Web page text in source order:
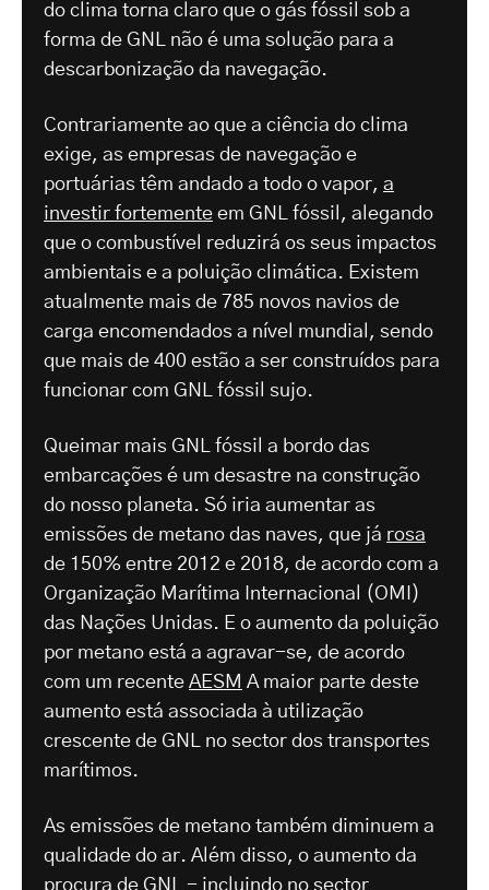
do clima torna claro que o gás fóssil sob a
forma de GNL não é uma solução para a
descarbonização da navegação.
Contrariamente ao que a ciência do clima
exige, as empresas de navegação e
portuárias têm andado a todo o vapor, a
investir fortemente em GNL fóssil, alegando
que o combustível reduzirá os seus impactos
ambientais e a poluição climática. Existem
atualmente mais de 785 novos navios de
carga encomendados a nível mundial, sendo
que mais de 400 estão a ser construídos para
funcionar com GNL fóssil sujo.
Queimar mais GNL fóssil a bordo das
embarcações é um desastre na construção
do nosso planeta. Só iria aumentar as
emissões de metano das naves, que já rosa
de 150% entre 2012 e 2018, de acordo com a
Organização Marítima Internacional (OMI)
das Nações Unidas. E o aumento da poluição
por metano está a agravar-se, de acordo
com um recente AESM A maior parte deste
aumento está associada à utilização
crescente de GNL no sector dos transportes
marítimos.
As emissões de metano também diminuem a
qualidade do ar. Além disso, o aumento da
procura de GNL - incluindo no sector